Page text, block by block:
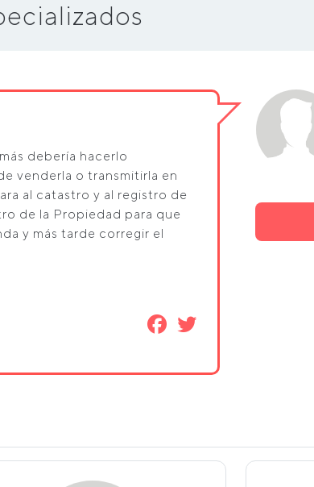
debería hacerlo
venderla o transmitirla en
al catastro y al registro de
de la Propiedad para que
y más tarde corregir el